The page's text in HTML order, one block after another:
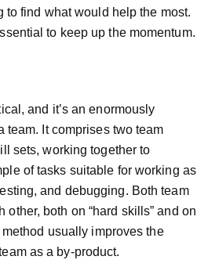
to find what would help the most.
to keep up the momentum.
and it’s an enormously
team. It comprises two team
sets, working together to
of tasks suitable for working as
and debugging. Both team
other, both on “hard skills” and on
usually improves the
as a by-product.